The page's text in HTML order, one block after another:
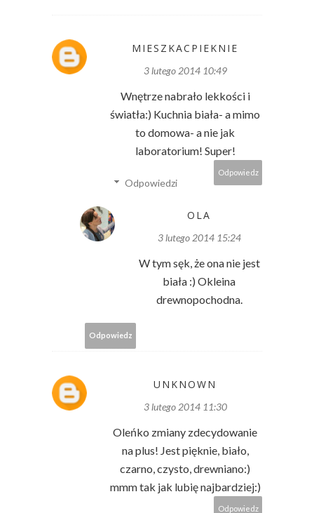
MIESZKACPIEKNIE
3 lutego 2014 10:49
Wnętrze nabrało lekkości i
światła:) Kuchnia biała- a mimo
to domowa- a nie jak
laboratorium! Super!
Odpowiedz
Odpowiedzi
OLA
3 lutego 2014 15:24
W tym sęk, że ona nie jest
biała :) Okleina
drewnopochodna.
Odpowiedz
UNKNOWN
3 lutego 2014 11:30
Oleńko zmiany zdecydowanie
na plus! Jest pięknie, biało,
czarno, czysto, drewniano:)
mmm tak jak lubię najbardziej:)
Odpowiedz